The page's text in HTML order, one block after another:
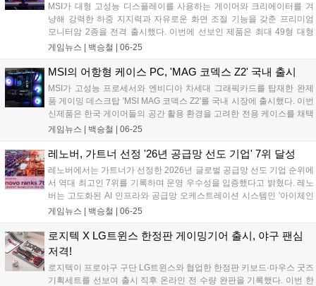
MSI가 대형 고성능 디스플레이를 사용하는 게이머와 크리에이터를 겨
냥해 강력한 하중 지지력과 자유로운 화면 조절 기능을 갖춘 프리미엄
모니터암 2종을 전격 출시했다. 이번에 선보인 제품은 최대 49형 대형
모니터를 안정적으로 받쳐주는 싱글 모델 'MSI MPG MT201RG'와 멀티
모두 강력한 가스 스프링 구조를 채택하여 장시간 게임 플레이나 작업
시 유저가 원하는 최적의 시각적 몰입감을 제공하도록 설계된 것이 특징
이다....
게임뉴스 | 백승철 | 06-25
MSI의 어항형 케이스 PC, 'MAG 코덱스 Z2' 국내 출시
MSI가 고성능 프로세서와 엔비디아 차세대 그래픽카드를 탑재한 완제
품 게이밍 데스크탑 'MSI MAG 코덱스 Z2'를 국내 시장에 출시했다. 이번
신제품은 한국 게이머들의 공간 활용 환경을 고려한 전용 케이스를 채택
하고 온디바이스 AI 처리 능력을 강화한 것이 특징이다. 프리랜서 크리에
구동에도 안정적인 컴퓨팅 환경을 제공하도록 설계되었다....
게임뉴스 | 백승철 | 06-25
레노버, 가트너 선정 '26년 공급망 선도 기업' 7위 달성
레노버에서는 가트너가 선정한 2026년 글로벌 공급망 선도 기업 순위에
서 역대 최고인 7위를 기록하며 운영 우수성을 입증했다고 밝혔다. 레노
버는 고도화된 AI 인프라와 공급망 오케스트레이션 시스템인 '아이체인
(iChain)'을 통해 의사결정 및 분석 작업 시간을 대폭 단축했다. 가트너가
계 전문가 평판 등을 종합적으로 평가하는 권위 있는 순위로 올해 22년
째를 맞이했다. 레노버는 지난 2023년 8위, 2024년 10위, 2025년 8위에
이어 올해 7위에 오르며 지속적인 상승세를 기록 중이다....
게임뉴스 | 백승철 | 06-25
로지텍 X LG트윈스 한정판 게이밍기어 출시, 야구 팬심
저격!
로지텍이 프로야구 구단 LG트윈스와 협업한 한정판 키보드·마우스 굿즈
기획세트를 선보여 출시 직후 온라인 전 수량 완판을 기록했다. 이번 한